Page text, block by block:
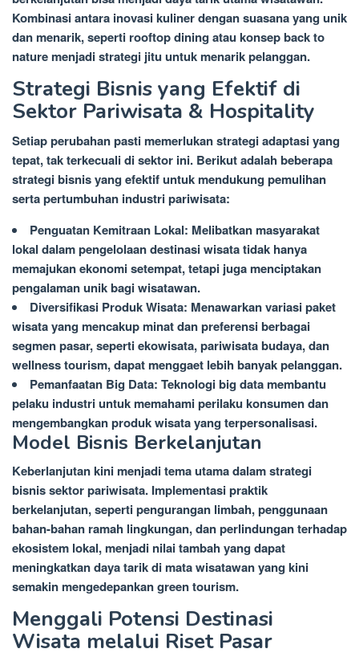
Kombinasi antara inovasi kuliner dengan suasana yang unik
dan menarik, seperti rooftop dining atau konsep back to
nature menjadi strategi jitu untuk menarik pelanggan.
Strategi Bisnis yang Efektif di
Sektor Pariwisata & Hospitality
Setiap perubahan pasti memerlukan strategi adaptasi yang
tepat, tak terkecuali di sektor ini. Berikut adalah beberapa
strategi bisnis yang efektif untuk mendukung pemulihan
serta pertumbuhan industri pariwisata:
Penguatan Kemitraan Lokal: Melibatkan masyarakat
lokal dalam pengelolaan destinasi wisata tidak hanya
memajukan ekonomi setempat, tetapi juga menciptakan
pengalaman unik bagi wisatawan.
Diversifikasi Produk Wisata: Menawarkan variasi paket
wisata yang mencakup minat dan preferensi berbagai
segmen pasar, seperti ekowisata, pariwisata budaya, dan
wellness tourism, dapat menggaet lebih banyak pelanggan.
Pemanfaatan Big Data: Teknologi big data membantu
pelaku industri untuk memahami perilaku konsumen dan
mengembangkan produk wisata yang terpersonalisasi.
Model Bisnis Berkelanjutan
Keberlanjutan kini menjadi tema utama dalam strategi
bisnis sektor pariwisata. Implementasi praktik
berkelanjutan, seperti pengurangan limbah, penggunaan
bahan-bahan ramah lingkungan, dan perlindungan terhadap
ekosistem lokal, menjadi nilai tambah yang dapat
meningkatkan daya tarik di mata wisatawan yang kini
semakin mengedepankan green tourism.
Menggali Potensi Destinasi
Wisata melalui Riset Pasar